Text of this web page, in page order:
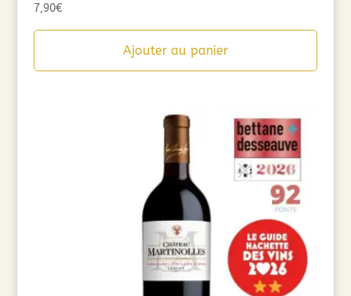
7,90€
Ajouter au panier